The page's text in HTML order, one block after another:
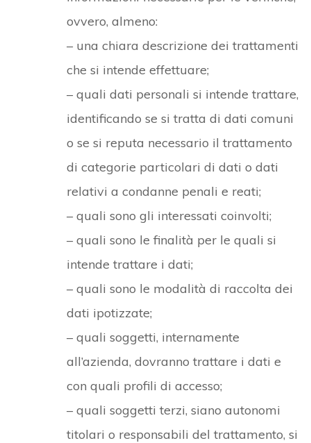
ovvero, almeno:
– una chiara descrizione dei trattamenti
che si intende effettuare;
– quali dati personali si intende trattare,
identificando se si tratta di dati comuni
o se si reputa necessario il trattamento
di categorie particolari di dati o dati
relativi a condanne penali e reati;
– quali sono gli interessati coinvolti;
– quali sono le finalità per le quali si
intende trattare i dati;
– quali sono le modalità di raccolta dei
dati ipotizzate;
– quali soggetti, internamente
all’azienda, dovranno trattare i dati e
con quali profili di accesso;
– quali soggetti terzi, siano autonomi
titolari o responsabili del trattamento, si